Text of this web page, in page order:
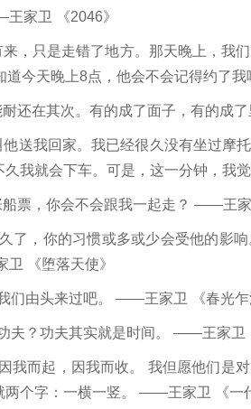
家卫 《2046》
只是走错了地方。那天晚上，我
道今天晚上8点，他会不会记得约了
在其次。有的成了面子，有的成
我回家。我已经很久没有坐过摩
久我就会下车。可是，这一分钟，
票，你会不会跟我一起走？ ——王家
，你的习惯或多或少会受他的影响
《堕落天使》
由头来过吧。 ——王家卫 《春光乍
？功夫其实就是时间。 ——王家卫
而起，因我而收。 我但愿他们是
两个字：一横一竖。 ——王家卫 《一